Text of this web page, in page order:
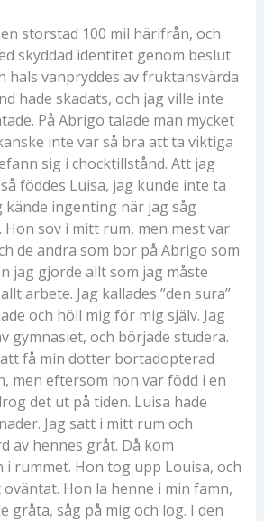
storstad 100 mil härifrån, och
skyddad identitet genom beslut
hals vanpryddes av fruktansvärda
hade skadats, och jag ville inte
På Abrigo talade man mycket
inte var så bra att ta viktiga
sig i chocktillstånd. Att jag
föddes Luisa, jag kunde inte ta
kände ingenting när jag såg
sov i mitt rum, men mest var
de andra som bor på Abrigo som
jag gjorde allt som jag måste
arbete. Jag kallades ”den sura”
och höll mig för mig själv. Jag
gymnasiet, och började studera.
få min dotter bortadopterad
men eftersom hon var född i en
det ut på tiden. Luisa hade
Jag satt i mitt rum och
av hennes gråt. Då kom
rummet. Hon tog upp Louisa, och
Hon la henne i min famn,
gråta, såg på mig och log. I den